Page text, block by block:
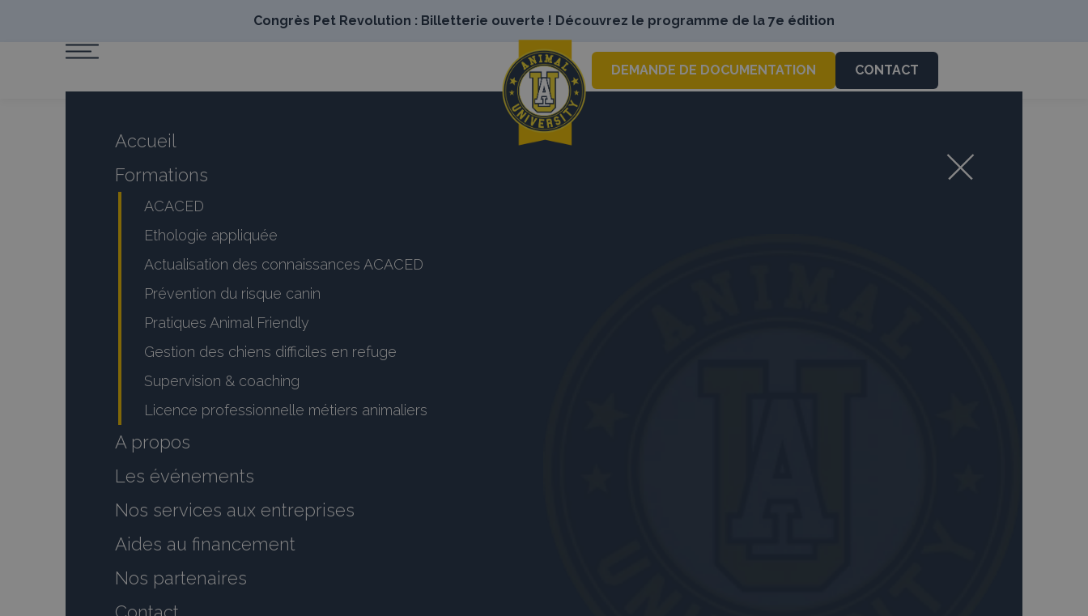
Congrès Pet Revolution : Billetterie ouverte ! Découvrez le programme de la 7e édition
DEMANDE DE DOCUMENTATION CONTACT
Accueil
Formations
ACACED
Ethologie appliquée
Actualisation des connaissances ACACED
Prévention du risque canin
Pratiques Animal Friendly
Gestion des chiens difficiles en refuge
Supervision & coaching
Licence professionnelle métiers animaliers
A propos
Les événements
Nos services aux entreprises
Aides au financement
Nos partenaires